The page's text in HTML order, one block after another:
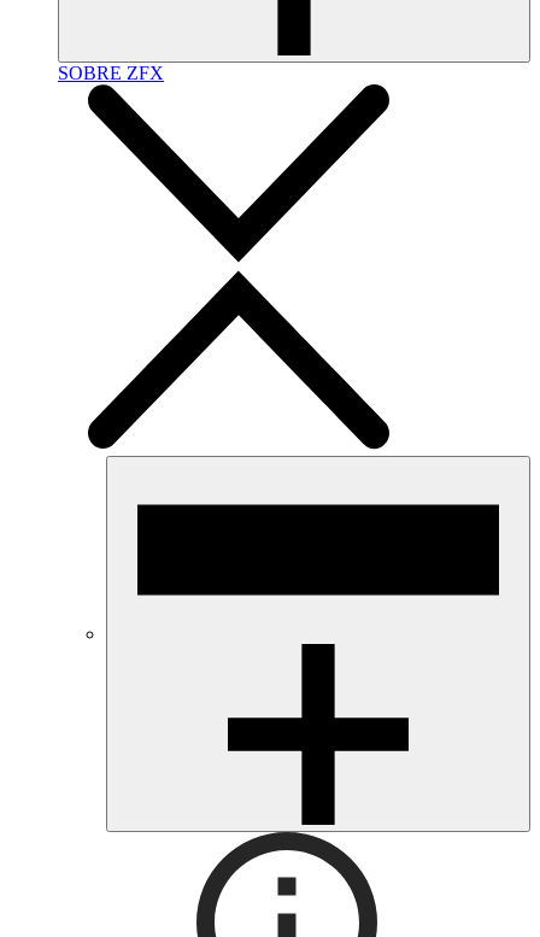
SOBRE ZFX